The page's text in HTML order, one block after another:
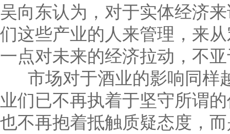
吴向东认为，对于实体经济
们这些产业的人来管理，来
一点对未来的经济拉动，不
市场对于酒业的影响同样
业们已不再执着于坚守所谓
也不再抱着抵触质疑态度，